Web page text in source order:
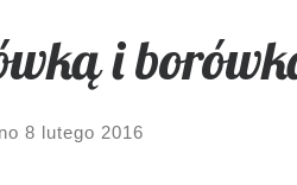
i
8 lutego 2016